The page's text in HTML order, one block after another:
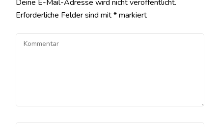
Deine E-Mail-Adresse wird nicht veröffentlicht.
Erforderliche Felder sind mit*markiert